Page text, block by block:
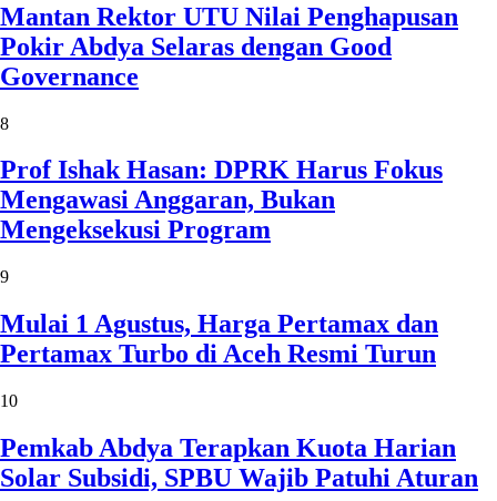
Mantan Rektor UTU Nilai Penghapusan
Pokir Abdya Selaras dengan Good
Governance
8
Prof Ishak Hasan: DPRK Harus Fokus
Mengawasi Anggaran, Bukan
Mengeksekusi Program
9
Mulai 1 Agustus, Harga Pertamax dan
Pertamax Turbo di Aceh Resmi Turun
10
Pemkab Abdya Terapkan Kuota Harian
Solar Subsidi, SPBU Wajib Patuhi Aturan